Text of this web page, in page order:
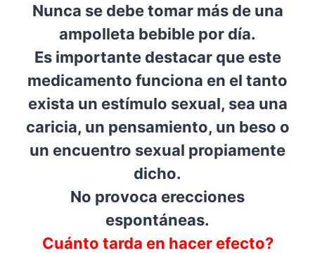
Nunca se debe tomar más de una
ampolleta bebible por día.
Es importante destacar que este
medicamento funciona en el tanto
exista un estímulo sexual, sea una
caricia, un pensamiento, un beso o
un encuentro sexual propiamente
dicho.
No provoca erecciones
espontáneas.
Cuánto tarda en hacer efecto?